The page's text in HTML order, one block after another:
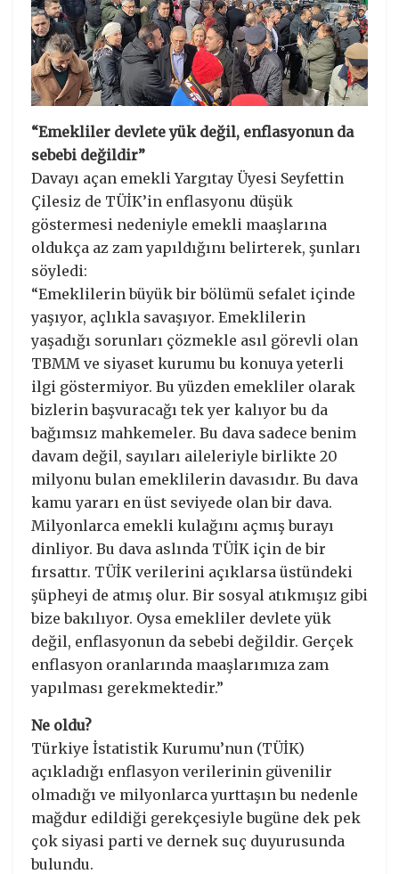
“Emekliler devlete yük değil, enflasyonun da
sebebi değildir”
Davayı açan emekli Yargıtay Üyesi Seyfettin
Çilesiz de TÜİK’in enflasyonu düşük
göstermesi nedeniyle emekli maaşlarına
oldukça az zam yapıldığını belirterek, şunları
söyledi:
“Emeklilerin büyük bir bölümü sefalet içinde
yaşıyor, açlıkla savaşıyor. Emeklilerin
yaşadığı sorunları çözmekle asıl görevli olan
TBMM ve siyaset kurumu bu konuya yeterli
ilgi göstermiyor. Bu yüzden emekliler olarak
bizlerin başvuracağı tek yer kalıyor bu da
bağımsız mahkemeler. Bu dava sadece benim
davam değil, sayıları aileleriyle birlikte 20
milyonu bulan emeklilerin davasıdır. Bu dava
kamu yararı en üst seviyede olan bir dava.
Milyonlarca emekli kulağını açmış burayı
dinliyor. Bu dava aslında TÜİK için de bir
fırsattır. TÜİK verilerini açıklarsa üstündeki
şüpheyi de atmış olur. Bir sosyal atıkmışız gibi
bize bakılıyor. Oysa emekliler devlete yük
değil, enflasyonun da sebebi değildir. Gerçek
enflasyon oranlarında maaşlarımıza zam
yapılması gerekmektedir.”
Ne oldu?
Türkiye İstatistik Kurumu’nun (TÜİK)
açıkladığı enflasyon verilerinin güvenilir
olmadığı ve milyonlarca yurttaşın bu nedenle
mağdur edildiği gerekçesiyle bugüne dek pek
çok siyasi parti ve dernek suç duyurusunda
bulundu.